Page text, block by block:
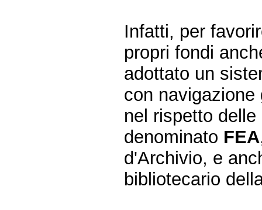
Infatti, per
propri fondi
adottato un
con
nel rispetto
denominato FEA
d'Archivio, e
bibliotecario